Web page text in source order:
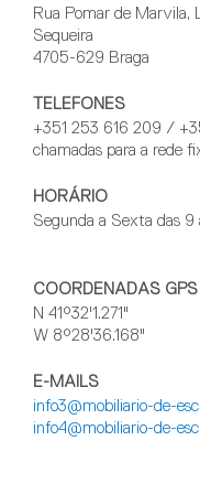
Rua Pomar de Marvila,
Sequeira
4705-629 Braga
TELEFONES
+351 253 616 209 /
chamadas para a rede
HORÁRIO
Segunda a Sexta das 9
COORDENADAS GPS
N 41°32'1.271"
W 8°28'36.168"
E-MAILS
info3@mobiliario-de-
info4@mobiliario-de-